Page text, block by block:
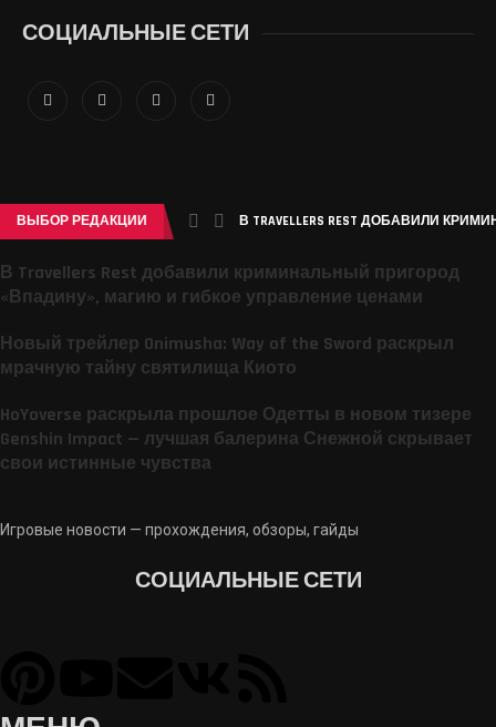
СОЦИАЛЬНЫЕ СЕТИ
ВЫБОР РЕДАКЦИИ В TRAVELLERS REST ДОБАВИЛИ
В Travellers Rest добавили криминальный пригород
«Впадину», магию и гибкое управление ценами
Новый трейлер Onimusha: Way of the Sword раскрыл
мрачную тайну святилища Киото
HoYoverse раскрыла прошлое Одетты в новом тизере
Genshin Impact — лучшая балерина Снежной скрывает
свои истинные чувства
Игровые новости — прохождения, обзоры, гайды
СОЦИАЛЬНЫЕ СЕТИ